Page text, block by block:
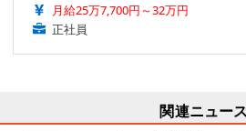
月給25万7,700円～32万円
正社員
関連ニュース